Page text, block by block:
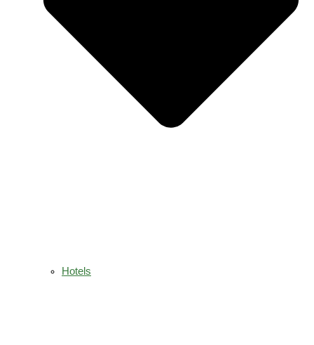
Hotels